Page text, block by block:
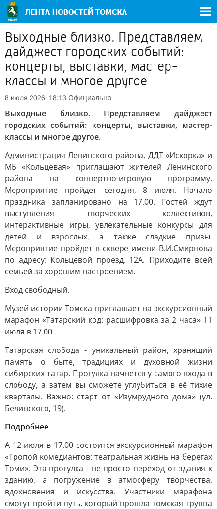
Выходные близко. Представляем
дайджест городских событий:
концерты, выставки, мастер-
классы и многое другое
8 июля 2026, 18:13 Официально
Выходные близко. Представляем дайджест
городских событий: концерты, выставки, мастер-
классы и многое другое.
Администрация Ленинского района, ДДТ «Искорка» и
МБ «Кольцевая» приглашают жителей Ленинского
района на концертно-игровую программу.
Мероприятие пройдет сегодня, 8 июля. Начало
праздника запланировано на 17.00. Гостей ждут
выступления творческих коллективов,
интерактивные игры, увлекательные конкурсы для
детей и взрослых, а также сладкие призы.
Мероприятие пройдет в сквере имени В.И.Смирнова
по адресу: Кольцевой проезд, 12А. Приходите всей
семьей за хорошим настроением.
Вход свободный.
Музей истории Томска приглашает на экскурсионный
марафон «Татарский код: расшифровка за 2 часа» 11
июля в 17.00.
Татарская слобода - уникальный район, хранящий
память о быте, традициях и духовной жизни
сибирских татар. Прогулка начнется у самого входа в
слободу, а затем вы сможете углубиться в её тихие
кварталы. Важно: старт от «Изумрудного дома» (ул.
Белинского, 19).
Подробнее
А 12 июля в 17.00 состоится экскурсионный марафон
«Тропой комедиантов: театральная жизнь на берегах
Томи». Эта прогулка - не просто переход от здания к
зданию, а погружение в атмосферу творчества,
вдохновения и искусства. Участники марафона
смогут пройти путь, который прошла томская труппа